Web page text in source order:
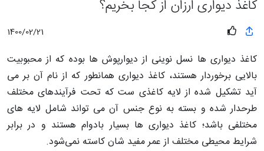
کاغذ دیواری ارزان از کجا بخریم؟
1400/02/21
کاغذ دیواری ها نسل نوینی از دیوارپوش ها بوده که از محبوبیت
بالایی برخوردار هستند، کاغذ دیواری همانطور که از نام آن بر می
آید تشکیل شده از لایه کاغذی ست که تحت فرآیندهای مختلف
طرحدار شده و بسته به نوع جنس آن می تواند شامل لایه های
مختلفی باشد؛ کاغذ دیواری ها بسیار بادوام هستند و در برابر
شرایط محیطی مختلف از عمر مفید شان کاسته نمی‌شود.